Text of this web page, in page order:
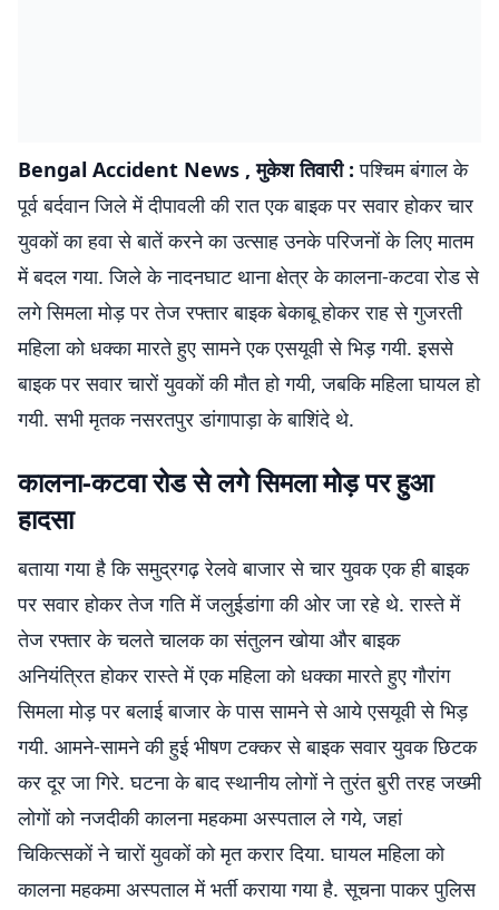
Bengal Accident News , मुकेश तिवारी :पश्चिम बंगाल के
पूर्व बर्दवान जिले में दीपावली की रात एक बाइक पर सवार होकर चार
युवकों का हवा से बातें करने का उत्साह उनके परिजनों के लिए मातम
में बदल गया. जिले के नादनघाट थाना क्षेत्र के कालना-कटवा रोड से
लगे सिमला मोड़ पर तेज रफ्तार बाइक बेकाबू होकर राह से गुजरती
महिला को धक्का मारते हुए सामने एक एसयूवी से भिड़ गयी. इससे
बाइक पर सवार चारों युवकों की मौत हो गयी, जबकि महिला घायल हो
गयी. सभी मृतक नसरतपुर डांगापाड़ा के बाशिंदे थे.
कालना-कटवा रोड से लगे सिमला मोड़ पर हुआ
हादसा
बताया गया है कि समुद्रगढ़ रेलवे बाजार से चार युवक एक ही बाइक
पर सवार होकर तेज गति में जलुईडांगा की ओर जा रहे थे. रास्ते में
तेज रफ्तार के चलते चालक का संतुलन खोया और बाइक
अनियंत्रित होकर रास्ते में एक महिला को धक्का मारते हुए गौरांग
सिमला मोड़ पर बलाई बाजार के पास सामने से आये एसयूवी से भिड़
गयी. आमने-सामने की हुई भीषण टक्कर से बाइक सवार युवक छिटक
कर दूर जा गिरे. घटना के बाद स्थानीय लोगों ने तुरंत बुरी तरह जख्मी
लोगों को नजदीकी कालना महकमा अस्पताल ले गये, जहां
चिकित्सकों ने चारों युवकों को मृत करार दिया. घायल महिला को
कालना महकमा अस्पताल में भर्ती कराया गया है. सूचना पाकर पुलिस